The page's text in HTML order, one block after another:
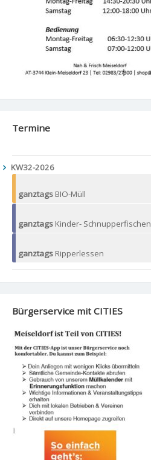
Termine
KW32-2026
ganztags BIO-Müll
ganztags Kinder- Schnupperfischen
ganztags Ripperlessen
Bürgerservice mit CITIES